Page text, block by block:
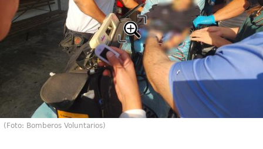
(Foto: Bomberos Voluntarios)